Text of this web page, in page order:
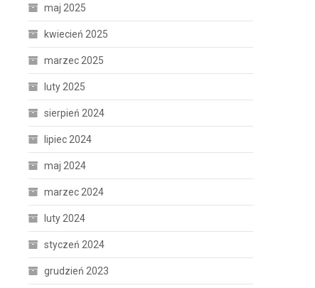
maj 2025
kwiecień 2025
marzec 2025
luty 2025
sierpień 2024
lipiec 2024
maj 2024
marzec 2024
luty 2024
styczeń 2024
grudzień 2023